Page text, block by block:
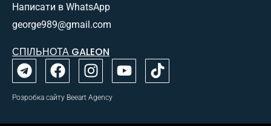
Написати в WhatsApp
george989@gmail.com
СПІЛЬНОТА GALEON
Розробка сайту Beeart Agency